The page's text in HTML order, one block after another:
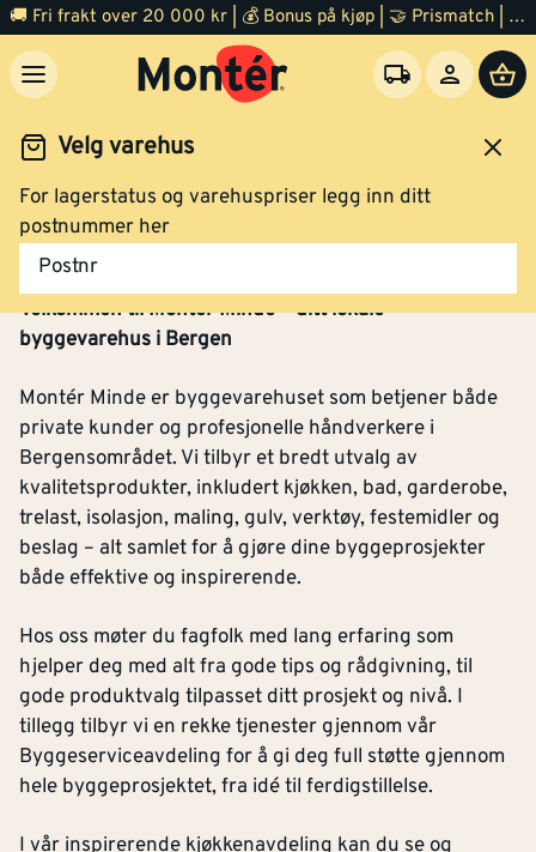
🚚 Fri frakt over 20 000 kr | 💰 Bonus på kjøp | 🤝 Prismatch | ⭐ 100% fornøyd garanti | 🏪 140 byggevarehus
Velg varehus
For lagerstatus og varehuspriser legg inn ditt
postnummer her
Postnr
Montér Minde
Velkommen til Montér Minde – ditt lokale
byggevarehus i Bergen
Montér Minde er byggevarehuset som betjener både
private kunder og profesjonelle håndverkere i
Bergensområdet. Vi tilbyr et bredt utvalg av
kvalitetsprodukter, inkludert kjøkken, bad, garderobe,
trelast, isolasjon, maling, gulv, verktøy, festemidler og
beslag – alt samlet for å gjøre dine byggeprosjekter
både effektive og inspirerende.
Hos oss møter du fagfolk med lang erfaring som
hjelper deg med alt fra gode tips og rådgivning, til
gode produktvalg tilpasset ditt prosjekt og nivå. I
tillegg tilbyr vi en rekke tjenester gjennom vår
Byggeserviceavdeling for å gi deg full støtte gjennom
hele byggeprosjektet, fra idé til ferdigstillelse.
I vår inspirerende kjøkkenavdeling kan du se og